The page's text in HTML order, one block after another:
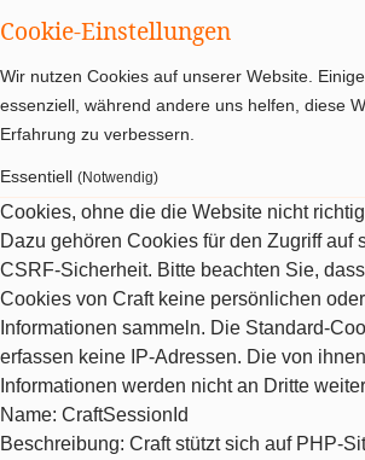
Cookie-Einstellungen
Wir nutzen Cookies auf unserer Website.
essenziell, während andere uns helfen, diese
Erfahrung zu verbessern.
Essentiell (Notwendig)
Cookies, ohne die die Website nicht
Dazu gehören Cookies für den Zugriff auf
CSRF-Sicherheit. Bitte beachten Sie,
Cookies von Craft keine persönlichen
Informationen sammeln. Die Standard-
erfassen keine IP-Adressen. Die von
Informationen werden nicht an Dritte
Name: CraftSessionId
Beschreibung: Craft stützt sich auf PHP-